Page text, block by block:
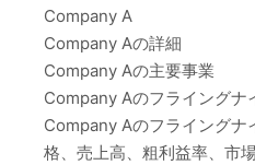
Company A
Company Aの詳細
Company Aの主要事業
Company Aのフライングナ
Company Aのフライングナ
格、売上高、粗利益率、市